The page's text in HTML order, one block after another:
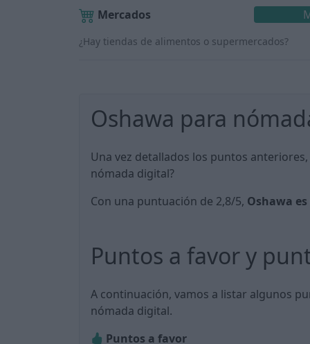
Mercados
¿Hay tiendas de alimentos o supermercados?
Oshawa para
Una vez detallados los puntos
nómada digital?
Con una puntuación de 2,8/5, Oshawa
Puntos a favor y
A continuación, vamos a listar algunos
nómada digital.
Puntos a favor